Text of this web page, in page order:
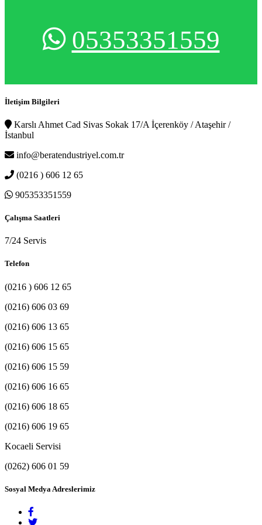
05353351559
İletişim Bilgileri
Karslı Ahmet Cad Sivas Sokak 17/A İçerenköy / Ataşehir /
İstanbul
info@beratendustriyel.com.tr
(0216 ) 606 12 65
905353351559
Çalışma Saatleri
7/24 Servis
Telefon
(0216 ) 606 12 65
(0216) 606 03 69
(0216) 606 13 65
(0216) 606 15 65
(0216) 606 15 59
(0216) 606 16 65
(0216) 606 18 65
(0216) 606 19 65
Kocaeli Servisi
(0262) 606 01 59
Sosyal Medya Adreslerimiz